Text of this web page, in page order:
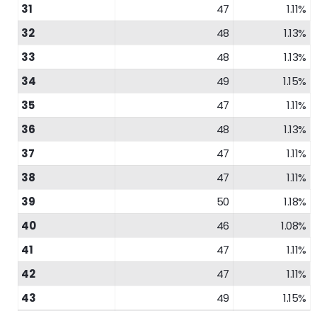
31
47
1.11%
32
48
1.13%
33
48
1.13%
34
49
1.15%
35
47
1.11%
36
48
1.13%
37
47
1.11%
38
47
1.11%
39
50
1.18%
40
46
1.08%
41
47
1.11%
42
47
1.11%
43
49
1.15%